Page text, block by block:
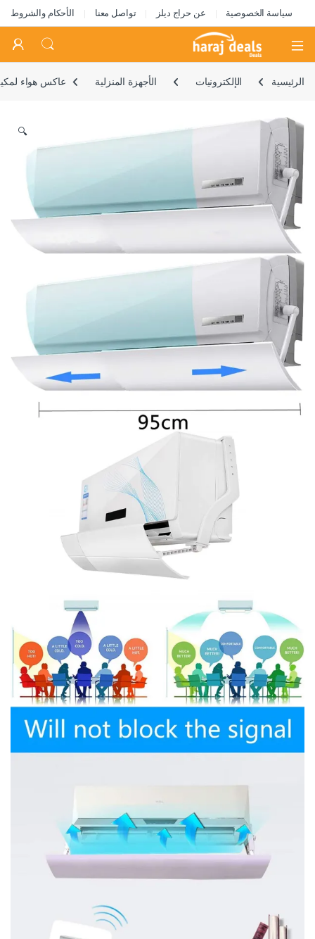
سياسة الخصوصية عن حراج ديلز تواصل معنا الأحكام والشروط
Open
الرئيسية الإلكترونيات الأجهزة المنزلية عاكس هواء
🔍